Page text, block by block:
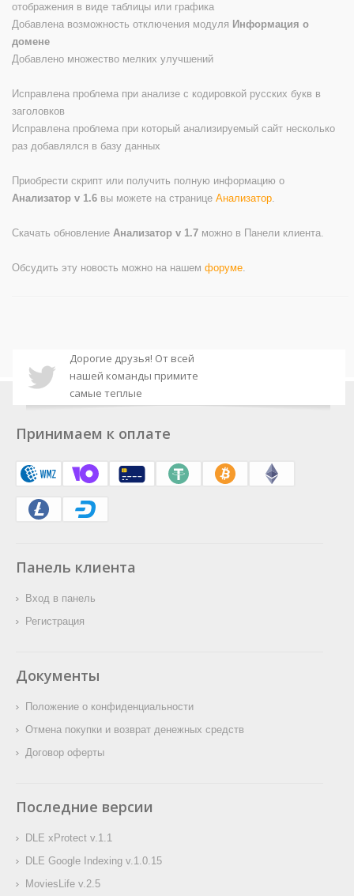
отображения в виде таблицы или графика
Добавлена возможность отключения модуля Информация о
домене
Добавлено множество мелких улучшений
Исправлена проблема при анализе с кодировкой русских букв в
заголовков
Исправлена проблема при который анализируемый сайт несколько
раз добавлялся в базу данных
Приобрести скрипт или получить полную информацию о
Анализатор v 1.6 вы можете на страницеАнализатор.
Скачать обновлениеАнализатор v 1.7 можно в Панели клиента.
Обсудить эту новость можно на нашемфоруме.
Дорогие друзья! От всей
нашей команды примите
самые теплые
наступающим Новым годом
Дорогие друзья, доступна
xProtect. В данном релизе
PHP 8, а также исправления
новая версия плагина DLE
Google Indexing. В данном
релизе вас ожидает
поддержка PHP 8, а также
Дорогие друзья, доступна
новая версия плагина DLE
возможности, а также
обнаруженных ошибок.
доступна новая версия
Indexing. В данном релизе
вас ожидает поддержка
обнаруженных ошибок.
Принимаем к оплате
Панель клиента
Вход в панель
Регистрация
Документы
Положение о конфиденциальности
Отмена покупки и возврат денежных средств
Договор оферты
Последние версии
DLE xProtect v.1.1
DLE Google Indexing v.1.0.15
MoviesLife v.2.5